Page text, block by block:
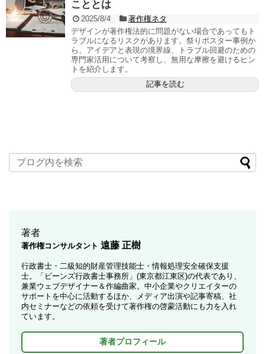
こととは
2025/8/4
著作権ネタ
デザインが著作権法的に問題がない場合であってもト
ラブルになるリスクがあります。祭りポスター事例か
ら、アイデアと表現の境界線、トラブル回避のための
専門家活用について考察し、無用な摩擦を避けるヒン
トを紹介します。
記事を読む
著者
著作権コンサルタント 遠藤 正樹
行政書士・二級知的財産管理技能士・情報処理安全確保支援
士。「ビーンズ行政書士事務所」(東京都江東区)の代表であり、
兼業ウェブデザイナー＆作編曲家。中小企業やクリエイターの
サポートを中心に活動するほか、メディア出演や記事寄稿、社
内セミナーなどの依頼を受けて著作権の啓蒙活動にも力を入れ
ています。
著者プロフィール